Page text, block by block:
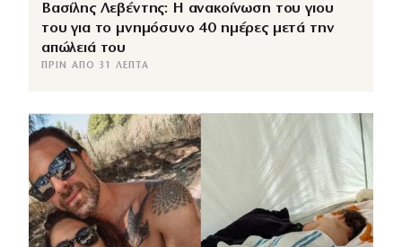
Βασίλης Λεβέντης: Η ανακοίνωση του γιου
του για το μνημόσυνο 40 ημέρες μετά την
απώλειά του
ΠΡΙΝ ΑΠΌ 31 ΛΕΠΤΆ